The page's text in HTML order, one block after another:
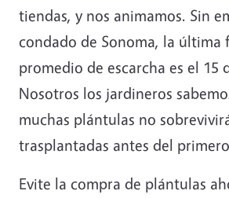
tiendas, y nos animamos. Sin
condado de Sonoma, la última
promedio de escarcha es el 15
Nosotros los jardineros
muchas plántulas no
trasplantadas antes del
Evite la compra de plántulas